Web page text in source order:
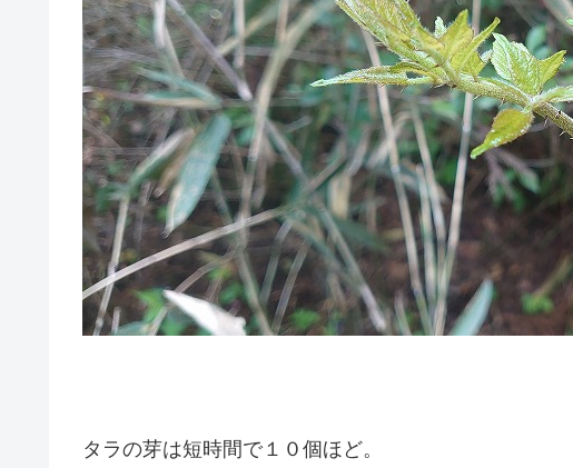
タラの芽は短時間で１０個ほど。